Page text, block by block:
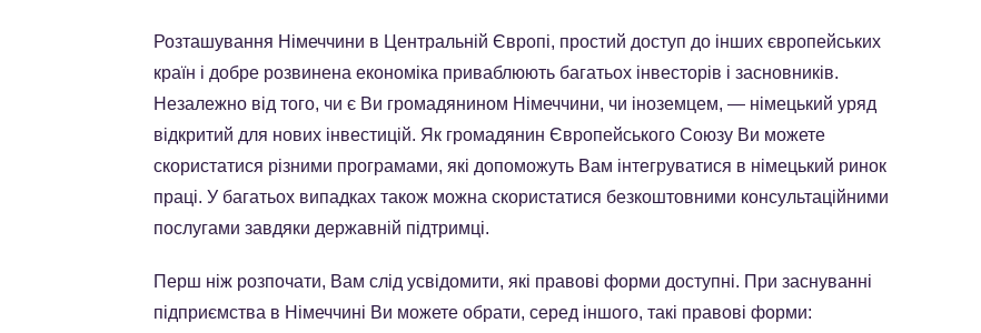
Розташування Німеччини в Центральній Європі, простий доступ до інших європейських
країн і добре розвинена економіка приваблюють багатьох інвесторів і засновників.
Незалежно від того, чи є Ви громадянином Німеччини, чи іноземцем, — німецький уряд
відкритий для нових інвестицій. Як громадянин Європейського Союзу Ви можете
скористатися різними програмами, які допоможуть Вам інтегруватися в німецький ринок
праці. У багатьох випадках також можна скористатися безкоштовними консультаційними
послугами завдяки державній підтримці.
Перш ніж розпочати, Вам слід усвідомити, які правові форми доступні. При заснуванні
підприємства в Німеччині Ви можете обрати, серед іншого, такі правові форми: